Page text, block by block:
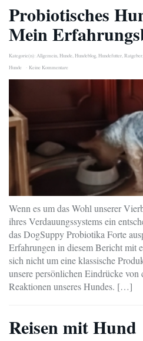
Probiotisches
Mein
Kategorie(n): Allgemein Hunde Hundeblog Hundefutter Ratgeber
Hunde
Keine Kommentare
Wenn es um das Wohl unserer
ihres Verdauungssystems ein
das DogSuppy Probiotika Forte
Erfahrungen in diesem Bericht mit
sich nicht um eine klassische
unsere persönlichen Eindrücke
Reaktionen unseres Hundes. […]
Reisen mit Hund